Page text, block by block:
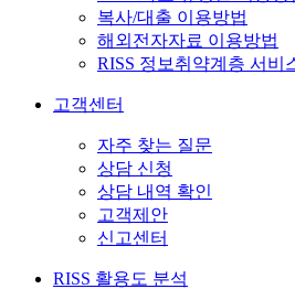
복사/대출 이용방법
해외전자자료 이용방법
RISS 정보취약계층 서비
고객센터
자주 찾는 질문
상담 신청
상담 내역 확인
고객제안
신고센터
RISS 활용도 분석